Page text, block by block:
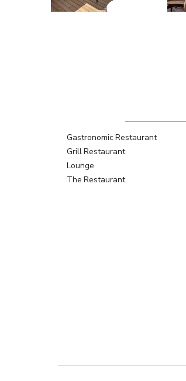
Gastronomic Restaurant
Grill Restaurant
Lounge
The Restaurant